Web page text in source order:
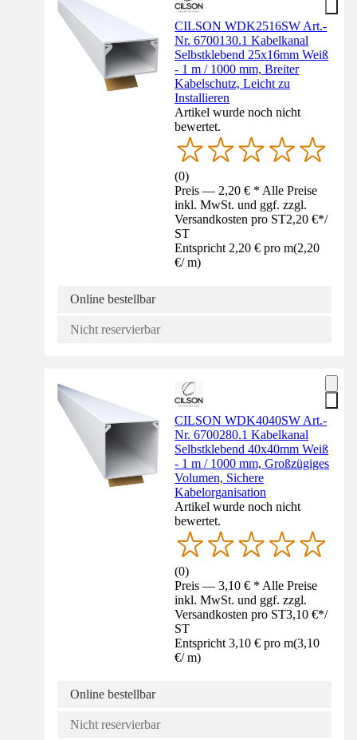
CILSON WDK2516SW Art.-
Nr. 6700130.1 Kabelkanal
Selbstklebend 25x16mm Weiß
- 1 m / 1000 mm, Breiter
Kabelschutz, Leicht zu
Installieren
Artikel wurde noch nicht
bewertet.
(0)
Preis — 2,20 € * Alle Preise
inkl. MwSt. und ggf. zzgl.
Versandkosten pro ST2,20 €*/
ST
Entspricht 2,20 € pro m(2,20
€/ m)
Online bestellbar
Nicht reservierbar
CILSON WDK4040SW Art.-
Nr. 6700280.1 Kabelkanal
Selbstklebend 40x40mm Weiß
- 1 m / 1000 mm, Großzügiges
Volumen, Sichere
Kabelorganisation
Artikel wurde noch nicht
bewertet.
(0)
Preis — 3,10 € * Alle Preise
inkl. MwSt. und ggf. zzgl.
Versandkosten pro ST3,10 €*/
ST
Entspricht 3,10 € pro m(3,10
€/ m)
Online bestellbar
Nicht reservierbar